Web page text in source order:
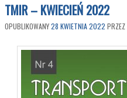
TMIR – KWIECIEŃ 2022
OPUBLIKOWANY28 KWIETNIA 2022 PRZEZ